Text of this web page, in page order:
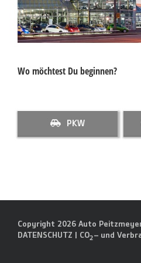
Wo möchtest Du beginnen?
PKW
Copyright 2026 Auto
DATENSCHUTZ | CO2– und